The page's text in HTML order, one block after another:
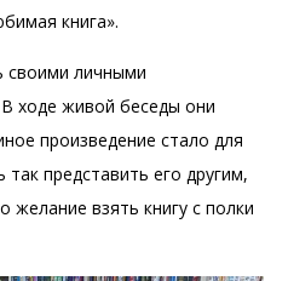
книга».
своими личными
ходе живой беседы они
произведение стало для
представить его другим,
взять книгу с полки